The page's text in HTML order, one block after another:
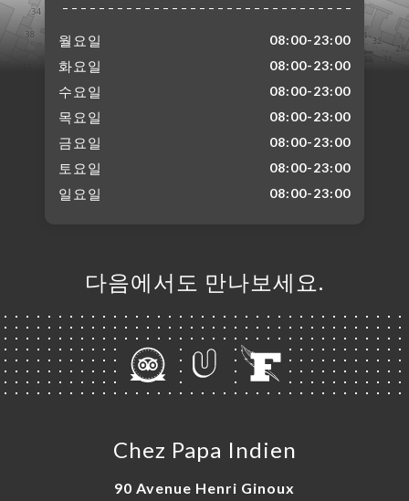
월요일 08:00-23:00
화요일 08:00-23:00
수요일 08:00-23:00
목요일 08:00-23:00
금요일 08:00-23:00
토요일 08:00-23:00
일요일 08:00-23:00
다음에서도 만나보세요.
Chez Papa Indien
90 Avenue Henri Ginoux